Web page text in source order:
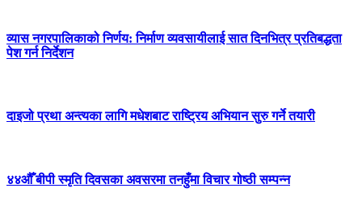
व्यास नगरपालिकाको निर्णय: निर्माण व्यवसायीलाई सात दिनभित्र प्रतिबद्धता
पेश गर्न निर्देशन
दाइजो प्रथा अन्त्यका लागि मधेशबाट राष्ट्रिय अभियान सुरु गर्ने तयारी
४४औँ बीपी स्मृति दिवसका अवसरमा तनहुँमा विचार गोष्ठी सम्पन्न